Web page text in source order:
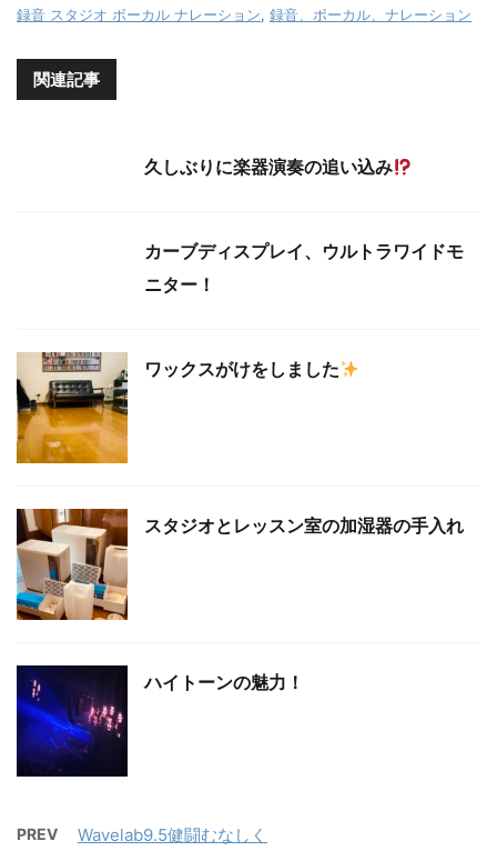
録音 スタジオ ボーカル ナレーション, 録音、ボーカル、ナレーション
関連記事
久しぶりに楽器演奏の追い込み
カーブディスプレイ、ウルトラワイドモ
ニター！
ワックスがけをしました
スタジオとレッスン室の加湿器の手入れ
ハイトーンの魅力！
PREV Wavelab9.5健闘むなしく